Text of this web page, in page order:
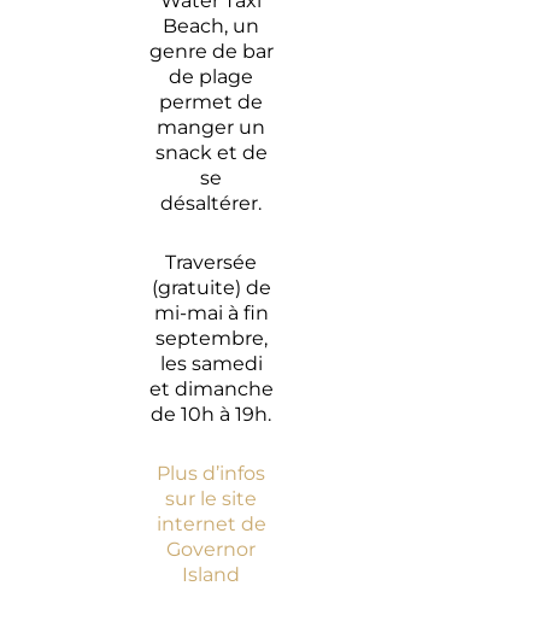
Beach, un
genre de bar
de plage
permet de
manger un
snack et de
se
désaltérer.
Traversée
(gratuite) de
mi-mai à fin
septembre,
les samedi
et dimanche
de 10h à 19h.
Plus d’infos
sur le site
internet de
Governor
Island